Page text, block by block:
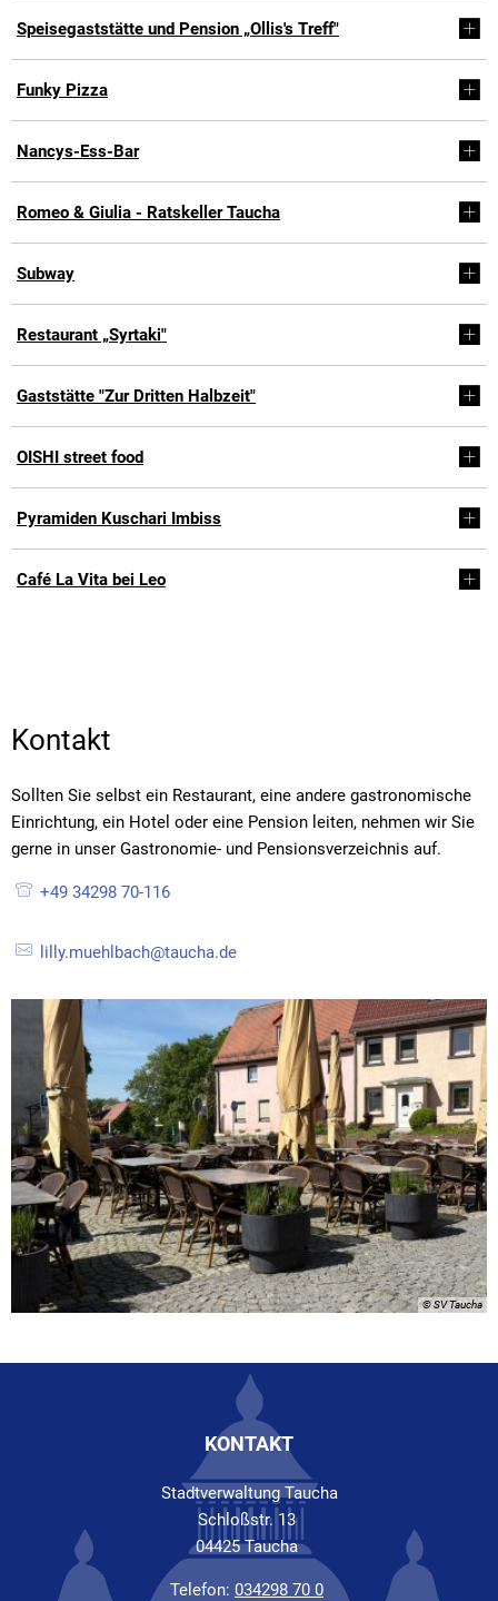
Speisegaststätte und Pension „Ollis's Treff"
Funky Pizza
Nancys-Ess-Bar
Romeo & Giulia - Ratskeller Taucha
Subway
Restaurant „Syrtaki"
Gaststätte "Zur Dritten Halbzeit"
OISHI street food
Pyramiden Kuschari Imbiss
Café La Vita bei Leo
Kontakt
Sollten Sie selbst ein Restaurant, eine andere gastronomische
Einrichtung, ein Hotel oder eine Pension leiten, nehmen wir Sie
gerne in unser Gastronomie- und Pensionsverzeichnis auf.
+49 34298 70-116
lilly.muehlbach@taucha.de
© SV Taucha
KONTAKT
Stadtverwaltung Taucha
Schloßstr. 13
04425 Taucha
Telefon: 034298 70 0